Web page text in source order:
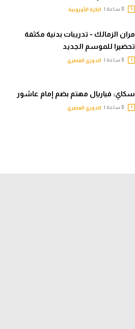
الكرة الأوروبية
مران الزمالك - تدريبات بدنية مكثفة
تحضيرا للموسم الجديد
الدوري المصري
سكاي: فياريال مهتم بضم إمام عاشور
الدوري المصري